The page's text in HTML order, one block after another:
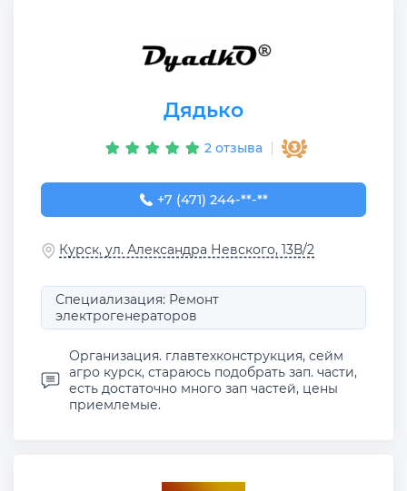
Дядько
2 отзыва
+7 (471) 244-60-44
+7 (471) 244-**-**
Курск, ул. Александра Невского, 13В/2
Специализация: Ремонт
электрогенераторов
Организация. главтехконструкция, сейм
агро курск, стараюсь подобрать зап. части,
есть достаточно много зап частей, цены
приемлемые.